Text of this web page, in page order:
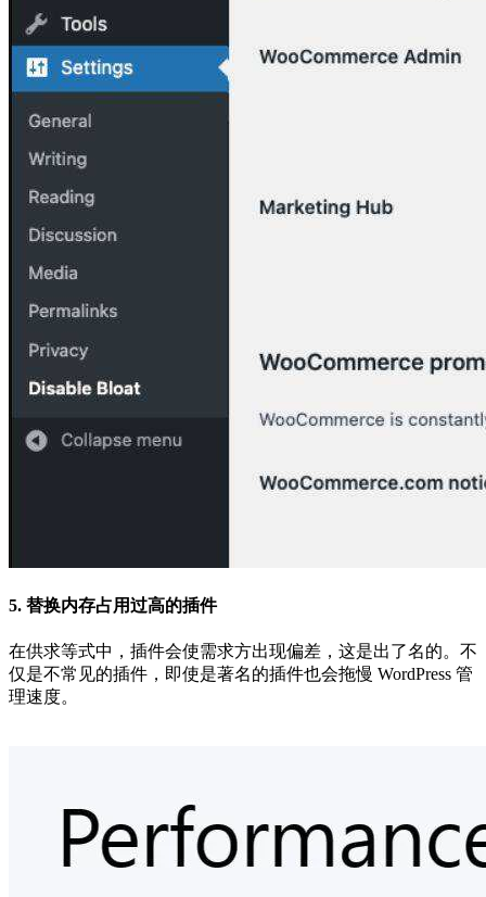
5. 替换内存占用过高的插件
在供求等式中，插件会使需求方出现偏差，这是出了名的。不
仅是不常见的插件，即使是著名的插件也会拖慢 WordPress 管
理速度。